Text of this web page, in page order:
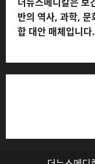
반의 역사, 과학, 문
합 대안 매체입니다.